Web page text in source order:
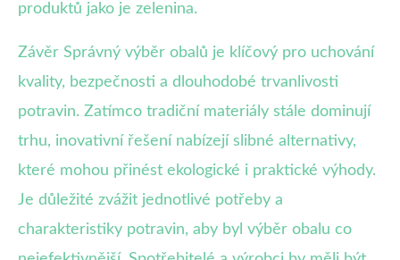
produktů jako je zelenina.
Závěr Správný výběr obalů je klíčový pro uchování
kvality, bezpečnosti a dlouhodobé trvanlivosti
potravin. Zatímco tradiční materiály stále dominují
trhu, inovativní řešení nabízejí slibné alternativy,
které mohou přinést ekologické i praktické výhody.
Je důležité zvážit jednotlivé potřeby a
charakteristiky potravin, aby byl výběr obalu co